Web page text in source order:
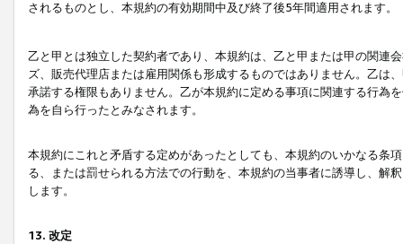
されるものとし、本規約の有効期間中及び終了後5年間適用されます。
乙と甲とは独立した契約者であり、本規約は、乙と甲または甲の関連
ズ、販売代理店または雇用関係も形成するものではありません。乙は
承諾する権限もありません。乙が本規約に定める事項に関連する行為
為を自ら行ったとみなされます。
本規約にこれと矛盾する定めがあったとしても、本規約のいかなる条
る、または罰せられる方法での行動を、本規約の当事者に誘導し、解
します。
13. 改定